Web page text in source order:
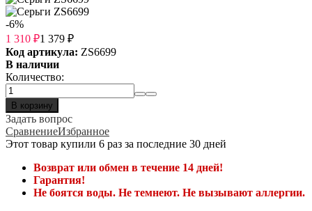
-6%
1 310 ₽1 379 ₽
Код артикула: ZS6699
В наличии
Количество:
В корзину
Задать вопрос
СравнениеИзбранное
Этот товар купили 6 раз за последние 30 дней
Возврат или обмен в течение 14 дней!
Гарантия!
Не боятся воды. Не темнеют. Не вызывают аллергии.